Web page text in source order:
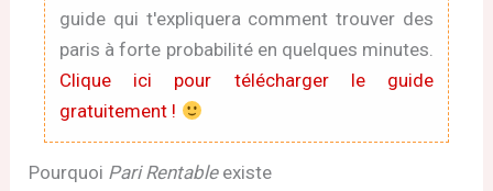
guide qui t'expliquera comment trouver des
paris à forte probabilité en quelques minutes.
Clique ici pour télécharger le guide
gratuitement !
Pourquoi Pari Rentableexiste